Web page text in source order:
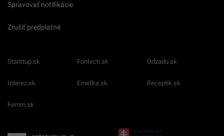
Spravovať notifikácie
Zrušiť predplatné
Startitup.sk Fontech.sk Odzadu.sk
Interez.sk Emefka.sk Receptik.sk
Femm.sk